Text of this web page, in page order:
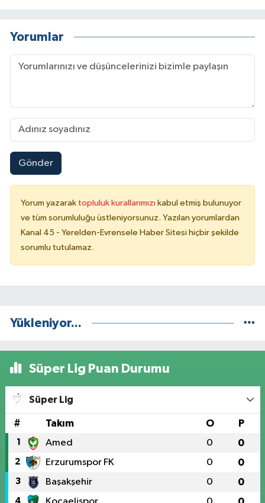
Yorumlar
Gönder
Yorum yazarak topluluk kurallarımızı kabul etmiş bulunuyor
ve tüm sorumluluğu üstleniyorsunuz. Yazılan yorumlardan
Kanal 45 - Yerelden-Evrensele Haber Sitesi hiçbir şekilde
sorumlu tutulamaz.
Yükleniyor...
Süper Lig Puan Durumu
Süper Lig
# Takım O P
1 Amed 0 0
2 Erzurumspor FK 0 0
3 Başakşehir 0 0
4